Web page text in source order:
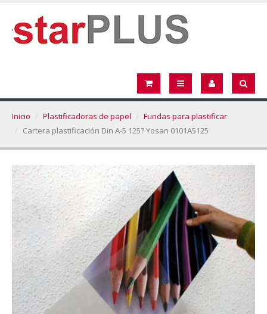
Inicio Plastificadoras de papel
Fundas para plastificar
Cartera plastificación Din A-5 125? Yosan 0101A5125